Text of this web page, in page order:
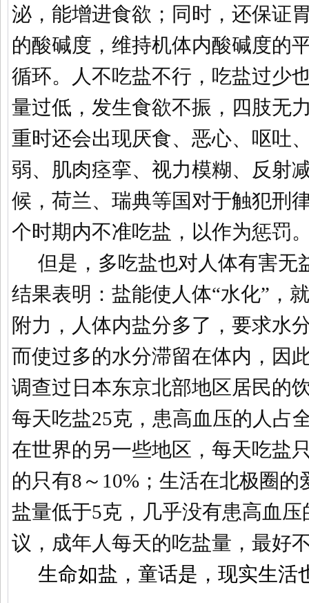
泌，能增进食欲；同时，还保证
的酸碱度，维持机体内酸碱度的
循环。人不吃盐不行，吃盐过少
量过低，发生食欲不振，四肢无
重时还会出现厌食、恶心、呕吐
弱、肌肉痉挛、视力模糊、反射
候，荷兰、瑞典等国对于触犯刑
个时期内不准吃盐，以作为惩罚
但是，多吃盐也对人体有害无
结果表明：盐能使人体“水化”，
附力，人体内盐分多了，要求水
而使过多的水分滞留在体内，因
调查过日本东京北部地区居民的
每天吃盐25克 ，患高血压的人占
在世界的另一些地区，每天吃盐
的只有8 ～ 10% ；生活在北极圈
盐量低于5克 ，几乎没有患高血
议，成年人每天的吃盐量，最好
生命如盐，童话是，现实生活